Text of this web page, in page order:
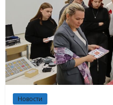
Новости